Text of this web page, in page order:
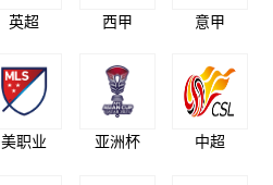
英超 西甲 意甲
美职业 亚洲杯 中超